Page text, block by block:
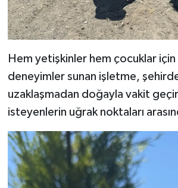
Hem yetişkinler hem çocuklar için
deneyimler sunan işletme,
uzaklaşmadan doğayla vakit
isteyenlerin uğrak noktaları